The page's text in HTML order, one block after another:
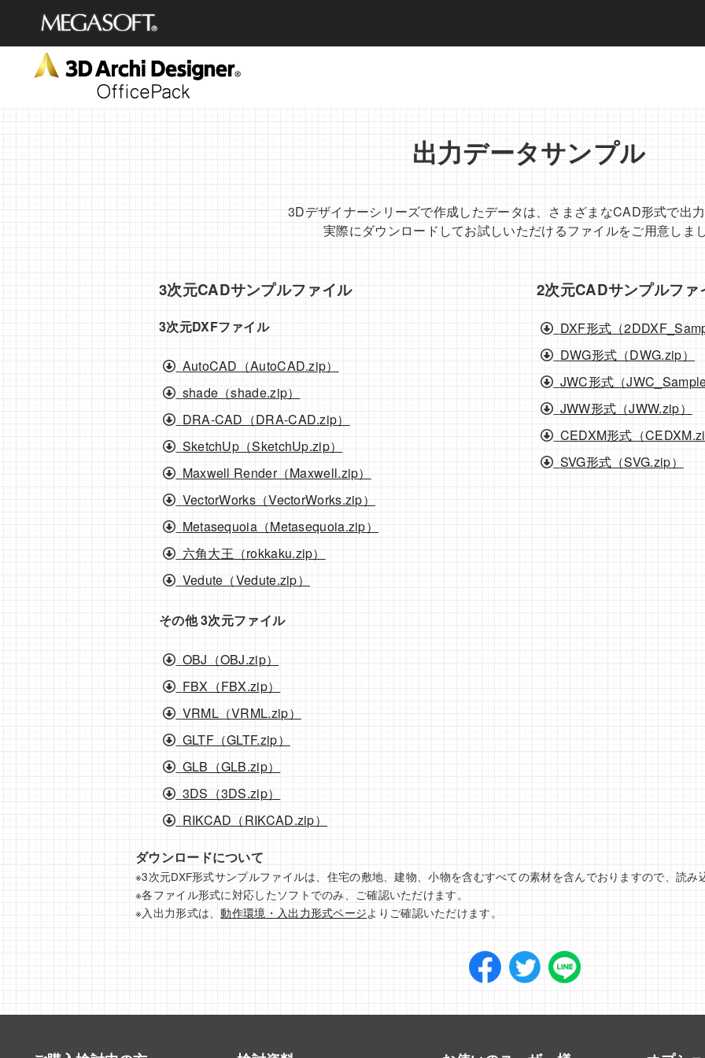
メガソフト株式会社
出力データサンプル
3Dデザイナーシリーズで作成したデータは、さまざまなCAD形式で出力
実際にダウンロードしてお試しいただけるファイルをご用意しまし
3次元CADサンプルファイル
3次元DXFファイル
AutoCAD（AutoCAD.zip）
shade（shade.zip）
DRA-CAD（DRA-CAD.zip）
SketchUp（SketchUp.zip）
Maxwell Render（Maxwell.zip）
VectorWorks（VectorWorks.zip）
Metasequoia（Metasequoia.zip）
六角大王（rokkaku.zip）
Vedute（Vedute.zip）
その他 3次元ファイル
OBJ（OBJ.zip）
FBX（FBX.zip）
VRML（VRML.zip）
GLTF（GLTF.zip）
GLB（GLB.zip）
3DS（3DS.zip）
RIKCAD（RIKCAD.zip）
2次元CADサンプルファ
DXF形式（
DWG形式（DWG.zip）
JWC形式（
JWW形式（JWW.zip）
CEDXM形式（
SVG形式（SVG.zip）
ダウンロードについて
※3次元DXF形式サンプルファイルは、住宅の敷地、建物、小物を含むすべての素材を含んでおりますので、読み
※各ファイル形式に対応したソフトでのみ、ご確認いただけます。
※入出力形式は、動作環境・入出力形式ページよりご確認いただけます。